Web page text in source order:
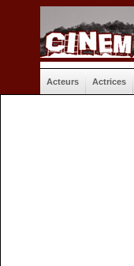
Acteurs Actrices